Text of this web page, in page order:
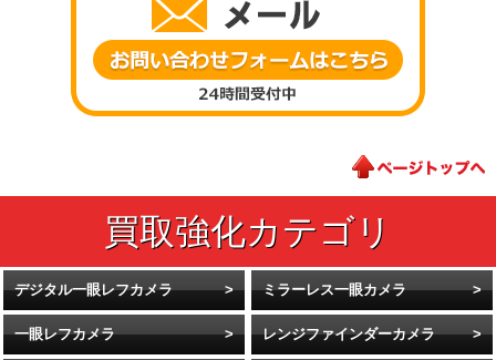
デジタル一眼レフカメラ ミラーレス一眼カメラ
一眼レフカメラ レンジファインダーカメラ